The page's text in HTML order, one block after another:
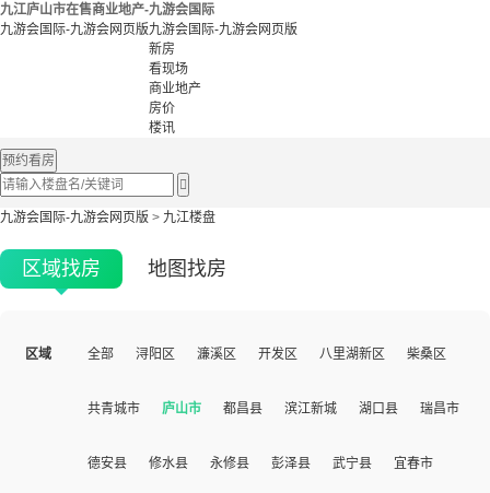
九江庐山市在售商业地产-九游会国际
九游会国际-九游会网页版九游会国际-九游会网页版
新房
看现场
商业地产
房价
楼讯
预约看房

九游会国际-九游会网页版 > 九江楼盘
区域找房 地图找房
区域 全部 浔阳区 濂溪区 开发区 八里湖新区 柴桑区
共青城市 庐山市 都昌县 滨江新城 湖口县 瑞昌市
德安县 修水县 永修县 彭泽县 武宁县 宜春市